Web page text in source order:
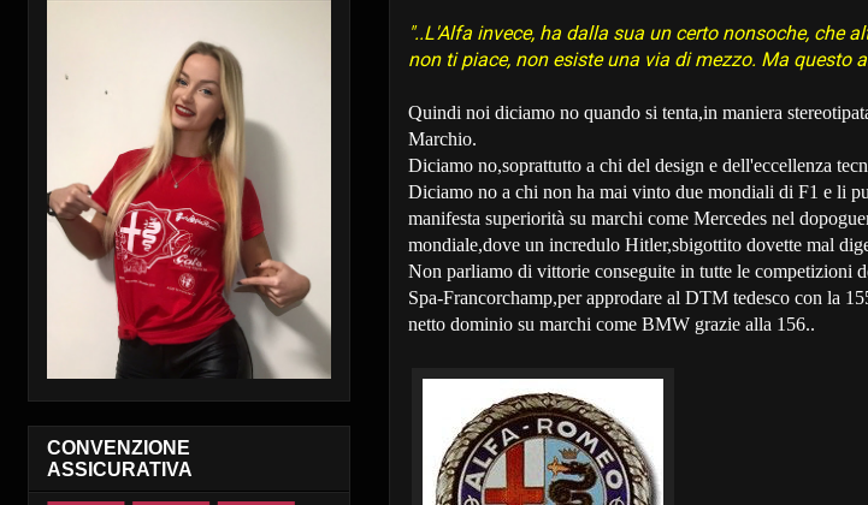
"..L'Alfa invece, ha dalla sua un certo nonsoche, che
non ti piace, non esiste una via di mezzo. Ma questo
Quindi noi diciamo no quando si tenta,in maniera
Marchio.
Diciamo no,soprattutto a chi del design e dell'eccellenza
Diciamo no a chi non ha mai vinto due mondiali di F1 e li
manifesta superiorità su marchi come Mercedes nel
mondiale,dove un incredulo Hitler,sbigottito dovette mal
Non parliamo di vittorie conseguite in tutte le competizioni
Spa-Francorchamp,per approdare al DTM tedesco con la
netto dominio su marchi come BMW grazie alla 156..
CONVENZIONE
ASSICURATIVA